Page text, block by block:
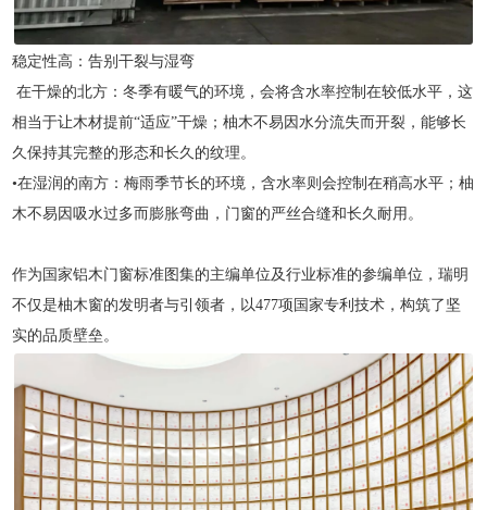
稳定性高：告别干裂与湿弯
在干燥的北方：冬季有暖气的环境，会将含水率控制在较低水平，这
相当于让木材提前“适应”干燥；柚木不易因水分流失而开裂，能够长
久保持其完整的形态和长久的纹理。
•在湿润的南方：梅雨季节长的环境，含水率则会控制在稍高水平；柚
木不易因吸水过多而膨胀弯曲，门窗的严丝合缝和长久耐用。
作为国家铝木门窗标准图集的主编单位及行业标准的参编单位，瑞明
不仅是柚木窗的发明者与引领者，以477项国家专利技术，构筑了坚
实的品质壁垒。